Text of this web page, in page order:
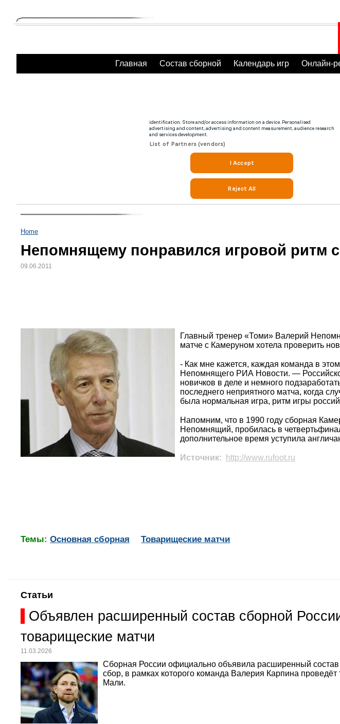
Главная Состав сборной Календарь игр Онлайн-
Home
Непомнящему понравился игровой ритм
09.06.2011
Главный тренер «Томи» Валерий
матче с Камеруном хотела проверить
- Как мне кажется, каждая команда в
Непомнящего РИА Новости. —
новичков в деле и немного
последнего неприятного матча, когда
была нормальная игра, ритм игры
Напомним, что в 1990 году сборная
Непомнящий, пробилась в
дополнительное время уступила
Источник: http://www.rufoot.ru
Темы: Основная сборная Товарищеские матчи
Статьи
Объявлен расширенный состав сборной
товарищеские матчи
11.03.2026
Сборная России официально объявила расширенный
сбор, в рамках которого команда Валерия Карпина
Мали.